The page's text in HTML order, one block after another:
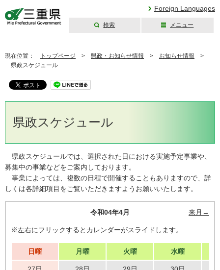
Foreign Languages
検索 メニュー
現在位置： トップページ > 県政・お知らせ情報 > お知らせ情報 >
県政スケジュール
県政スケジュール
県政スケジュールでは、選択された日における実施予定事業や、
募集中の事業などをご案内しております。
事業によっては、複数の日程で開催することもありますので、詳
しくは各詳細項目をご覧いただきますようお願いいたします。
令和04年4月 来月→
※左右にフリックするとカレンダーがスライドします。
日曜 月曜 火曜 水曜